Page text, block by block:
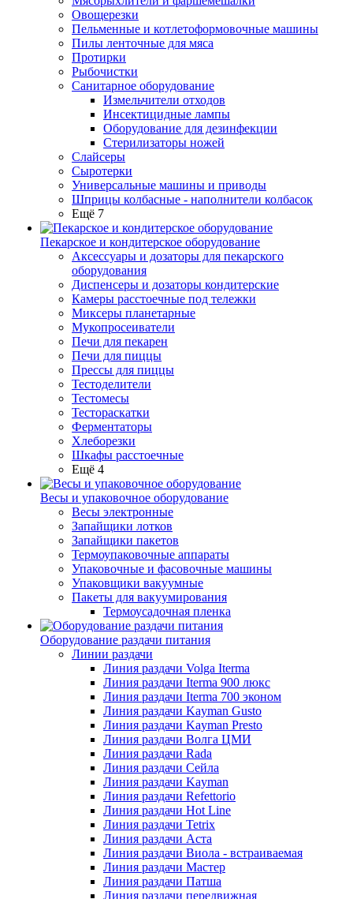
Овощерезки
Пельменные и котлетоформовочные машины
Пилы ленточные для мяса
Протирки
Рыбочистки
Санитарное оборудование
Измельчители отходов
Инсектицидные лампы
Оборудование для дезинфекции
Стерилизаторы ножей
Слайсеры
Сыротерки
Универсальные машины и приводы
Шприцы колбасные - наполнители колбасок
Ещё 7
Пекарское и кондитерское оборудование
Аксессуары и дозаторы для пекарского
оборудования
Диспенсеры и дозаторы кондитерские
Камеры расстоечные под тележки
Миксеры планетарные
Мукопросеиватели
Печи для пекарен
Печи для пиццы
Прессы для пиццы
Тестоделители
Тестомесы
Тестораскатки
Ферментаторы
Хлеборезки
Шкафы расстоечные
Ещё 4
Весы и упаковочное оборудование
Весы электронные
Запайщики лотков
Запайщики пакетов
Термоупаковочные аппараты
Упаковочные и фасовочные машины
Упаковщики вакуумные
Пакеты для вакуумирования
Термоусадочная пленка
Оборудование раздачи питания
Линии раздачи
Линия раздачи Volga Iterma
Линия раздачи Iterma 900 люкс
Линия раздачи Iterma 700 эконом
Линия раздачи Kayman Gusto
Линия раздачи Kayman Presto
Линия раздачи Волга ЦМИ
Линия раздачи Rada
Линия раздачи Сейла
Линия раздачи Kayman
Линия раздачи Refettorio
Линия раздачи Hot Line
Линия раздачи Tetrix
Линия раздачи Аста
Линия раздачи Виола - встраиваемая
Линия раздачи Мастер
Линия раздачи Патша
Линия раздачи передвижная